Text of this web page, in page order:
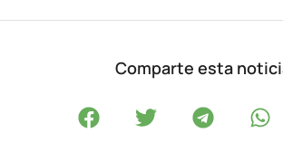
Comparte esta